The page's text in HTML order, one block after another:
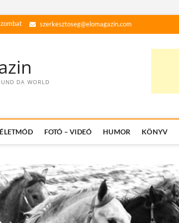
szerkesztoseg@elomagazin.com
DA WORLD
ÉLETMÓD FOTÓ – VIDEÓ HUMOR KÖNYV